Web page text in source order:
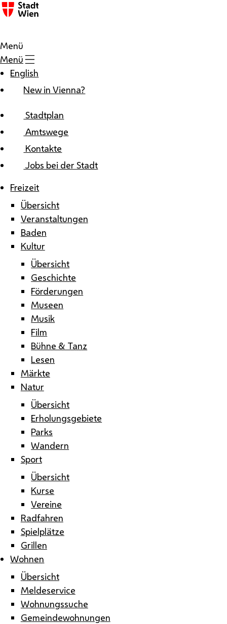
Zum Inhalt
Menü
Menü
English
New in Vienna?
Stadtplan
Amtswege
Kontakte
Jobs bei der Stadt
Freizeit
Übersicht
Veranstaltungen
Baden
Kultur
Übersicht
Geschichte
Förderungen
Museen
Musik
Film
Bühne & Tanz
Lesen
Märkte
Natur
Übersicht
Erholungsgebiete
Parks
Wandern
Sport
Übersicht
Kurse
Vereine
Radfahren
Spielplätze
Grillen
Wohnen
Übersicht
Meldeservice
Wohnungssuche
Gemeindewohnungen